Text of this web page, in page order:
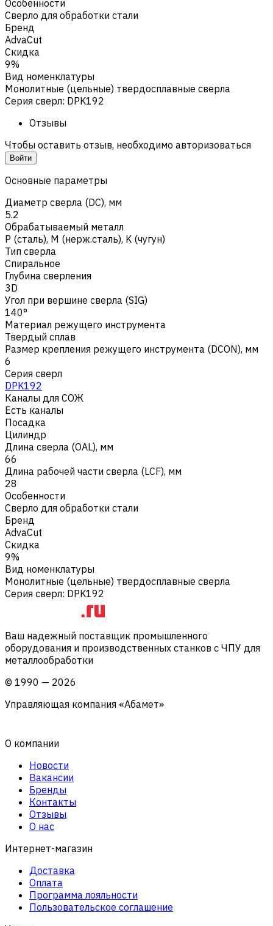
Особенности
Сверло для обработки стали
Бренд
AdvaCut
Скидка
9%
Вид номенклатуры
Монолитные (цельные) твердосплавные сверла
Серия сверл: DPK192
Отзывы
Чтобы оставить отзыв, необходимо авторизоваться
Войти
Основные параметры
Диаметр сверла (DC), мм
5.2
Обрабатываемый металл
Р (сталь), M (нерж.сталь), K (чугун)
Тип сверла
Спиральное
Глубина сверления
3D
Угол при вершине сверла (SIG)
140°
Материал режущего инструмента
Твердый сплав
Размер крепления режущего инструмента (DCON), мм
6
Серия сверл
DPK192
Каналы для СОЖ
Есть каналы
Посадка
Цилиндр
Длина сверла (OAL), мм
66
Длина рабочей части сверла (LCF), мм
28
Особенности
Сверло для обработки стали
Бренд
AdvaCut
Скидка
9%
Вид номенклатуры
Монолитные (цельные) твердосплавные сверла
Серия сверл: DPK192
Ваш надежный поставщик промышленного
оборудования и производственных станков с ЧПУ для
металлообработки
© 1990 — 2026
Управляющая компания «Абамет»
О компании
Новости
Вакансии
Бренды
Контакты
Отзывы
О нас
Интернет-магазин
Доставка
Оплата
Программа лояльности
Пользовательское соглашение